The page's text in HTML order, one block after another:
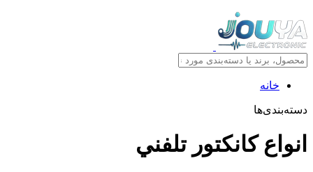
خانه
دسته‌بندی‌ها
انواع کانکتور تلفني